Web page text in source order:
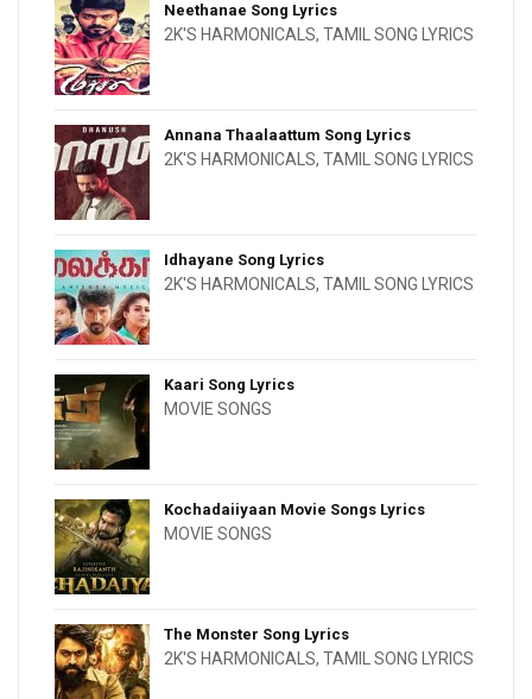
Neethanae Song Lyrics
2K'S HARMONICALS, TAMIL SONG LYRICS
Annana Thaalaattum Song Lyrics
2K'S HARMONICALS, TAMIL SONG LYRICS
Idhayane Song Lyrics
2K'S HARMONICALS, TAMIL SONG LYRICS
Kaari Song Lyrics
MOVIE SONGS
Kochadaiiyaan Movie Songs Lyrics
MOVIE SONGS
The Monster Song Lyrics
2K'S HARMONICALS, TAMIL SONG LYRICS